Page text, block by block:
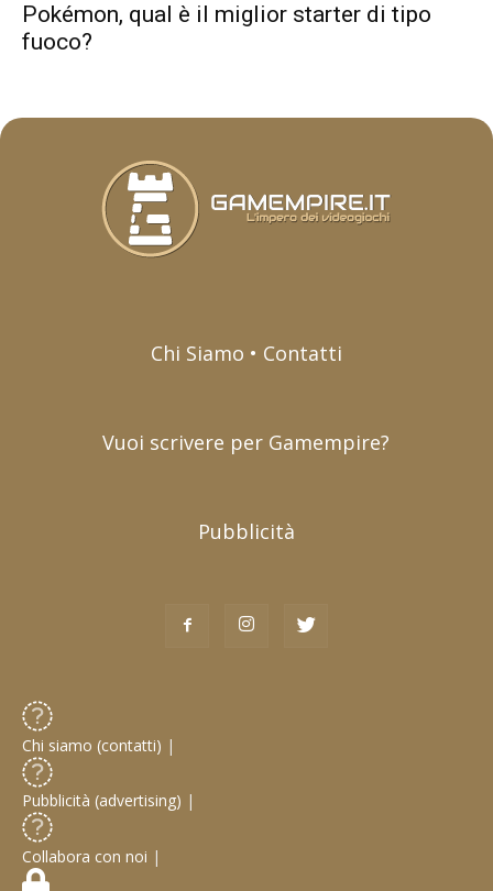
Pokémon, qual è il miglior starter di tipo
fuoco?
Chi Siamo • Contatti
Vuoi scrivere per Gamempire?
Pubblicità
Chi siamo (contatti) |
Pubblicità (advertising) |
Collabora con noi |